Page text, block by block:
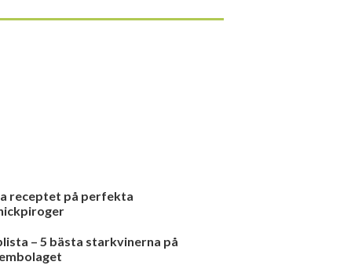
receptet på perfekta
– 5 bästa starkvinerna på